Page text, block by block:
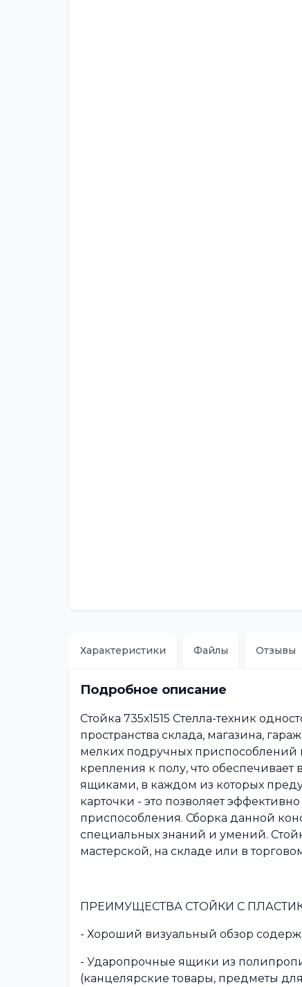
Характеристики Файлы Отзывы
Подробное описание
Стойка 735х1515 Стелла-техник
пространства склада, магазина,
мелких подручных приспособлений
крепления к полу, что
ящиками, в каждом из которых
карточки - это позволяет
приспособления. Сборка данной
специальных знаний и умений.
мастерской, на складе или в
ПРЕИМУЩЕСТВА СТОЙКИ С
- Хороший визуальный обзор
- Ударопрочные ящики из
(канцелярские товары, предметы